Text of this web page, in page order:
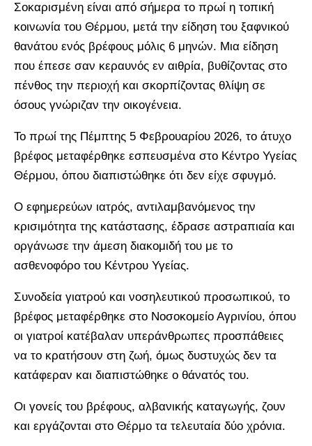
Σοκαρισμένη είναι από σήμερα το πρωί η τοπική
κοινωνία του Θέρμου, μετά την είδηση του ξαφνικού
θανάτου ενός βρέφους μόλις 6 μηνών. Μια είδηση
που έπεσε σαν κεραυνός εν αιθρία, βυθίζοντας στο
πένθος την περιοχή και σκορπίζοντας θλίψη σε
όσους γνώριζαν την οικογένεια.
Το πρωί της Πέμπτης 5 Φεβρουαρίου 2026, το άτυχο
βρέφος μεταφέρθηκε εσπευσμένα στο Κέντρο Υγείας
Θέρμου, όπου διαπιστώθηκε ότι δεν είχε σφυγμό.
Ο εφημερεύων ιατρός, αντιλαμβανόμενος την
κρισιμότητα της κατάστασης, έδρασε αστραπιαία και
οργάνωσε την άμεση διακομιδή του με το
ασθενοφόρο του Κέντρου Υγείας.
Συνοδεία γιατρού και νοσηλευτικού προσωπικού, το
βρέφος μεταφέρθηκε στο Νοσοκομείο Αγρινίου, όπου
οι γιατροί κατέβαλαν υπεράνθρωπες προσπάθειες
να το κρατήσουν στη ζωή, όμως δυστυχώς δεν τα
κατάφεραν και διαπιστώθηκε ο θάνατός του.
Οι γονείς του βρέφους, αλβανικής καταγωγής, ζουν
και εργάζονται στο Θέρμο τα τελευταία δύο χρόνια.